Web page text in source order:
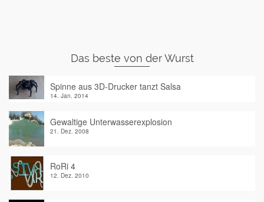
Das beste von der Wurst
Spinne aus 3D-Drucker tanzt Salsa
14. Jan. 2014
Gewaltige Unterwasserexplosion
21. Dez. 2008
RoRi 4
12. Dez. 2010